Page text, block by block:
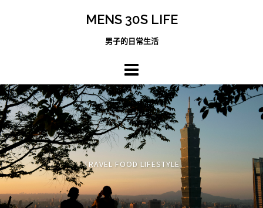
MENS 30S LIFE
男子的日常生活
TRAVEL FOOD LIFESTYLE